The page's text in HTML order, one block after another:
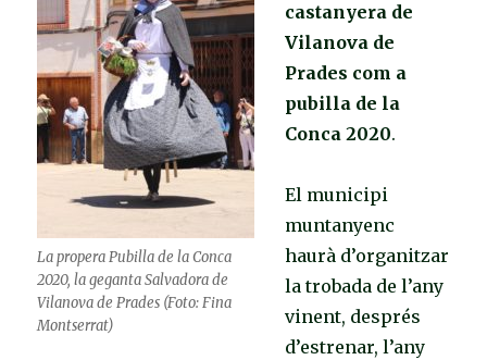
La propera Pubilla de la Conca
2020, la geganta Salvadora de
Vilanova de Prades (Foto: Fina
Montserrat)
castanyera de
Vilanova de
Prades com a
pubilla de la
Conca 2020.
El municipi
muntanyenc
haurà d’organitzar
la trobada de l’any
vinent, després
d’estrenar, l’any